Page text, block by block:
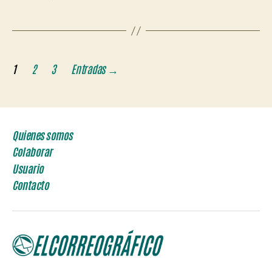
Paginación
de
entradas
1 2 3 Entradas→
Quienes somos
Colaborar
Usuario
Contacto